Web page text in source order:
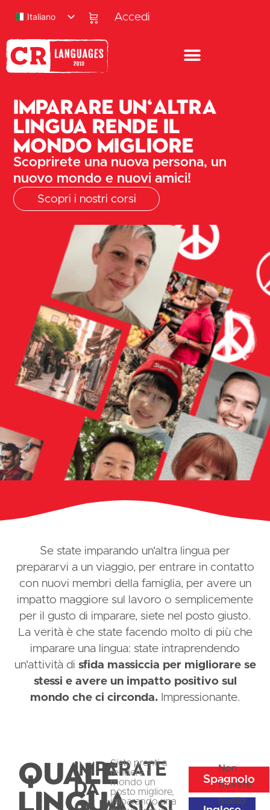
Accedi
Italiano
Imparare un'altra
lingua rende il
mondo migliore
Scoprirete una nuova persona, un
nuovo mondo e nuovi amici!
Scopri i nostri corsi
Se state imparando un'altra lingua per
prepararvi a un viaggio, per entrare in contatto
con nuovi membri della famiglia, per avere un
impatto maggiore sul lavoro o semplicemente
per il gusto di imparare, siete nel posto giusto.
La verità è che state facendo molto di più che
imparare una lingua: state intraprendendo
un'attività di sfida massiccia per migliorare se
stessi e avere un impatto positivo sul
mondo che ci circonda. Impressionante.
Quale
lingua
imparate
da
Siete pronti a
rendere il
mondo un
posto migliore,
imparando una
Spagnolo
Non
trovate
quello